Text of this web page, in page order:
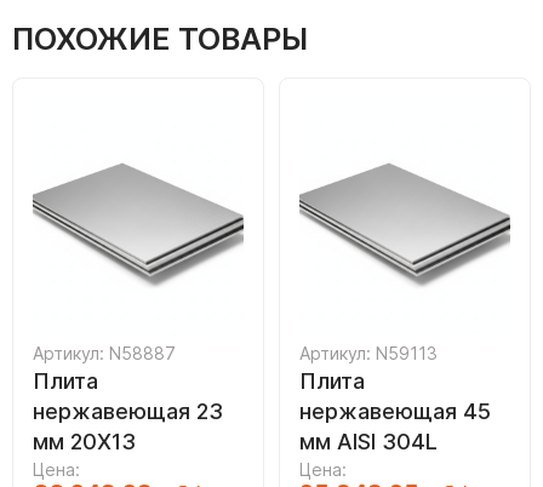
ПОХОЖИЕ ТОВАРЫ
Артикул: N58887
Плита
нержавеющая 23
мм 20Х13
Цена:
Артикул: N59113
Плита
нержавеющая 45
мм AISI 304L
Цена: